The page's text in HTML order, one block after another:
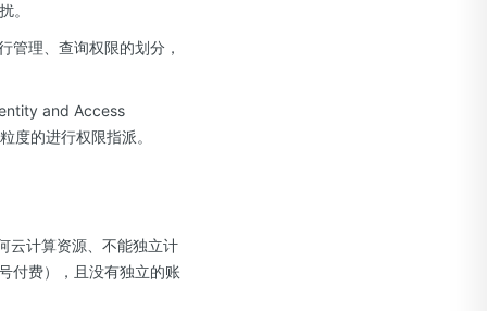
。
管理、查询权限的划分，
and Access
度的进行权限指派。
云计算资源、不能独立计
付费），且没有独立的账